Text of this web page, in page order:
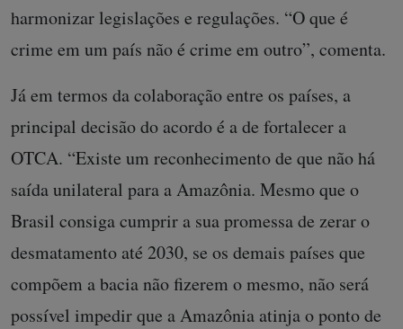
harmonizar legislações e regulações. “O que é
crime em um país não é crime em outro”, comenta.
Já em termos da colaboração entre os países, a
principal decisão do acordo é a de fortalecer a
OTCA. “Existe um reconhecimento de que não há
saída unilateral para a Amazônia. Mesmo que o
Brasil consiga cumprir a sua promessa de zerar o
desmatamento até 2030, se os demais países que
compõem a bacia não fizerem o mesmo, não será
possível impedir que a Amazônia atinja o ponto de